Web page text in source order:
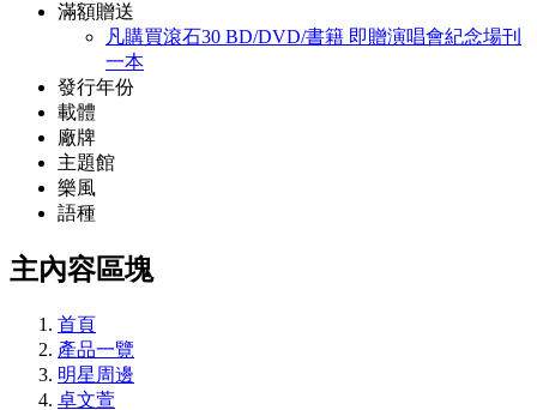
滿額贈送
凡購買滾石30 BD/DVD/書籍 即贈演唱會紀念場刊
一本
發行年份
載體
廠牌
主題館
樂風
語種
主內容區塊
首頁
產品一覽
明星周邊
卓文萱